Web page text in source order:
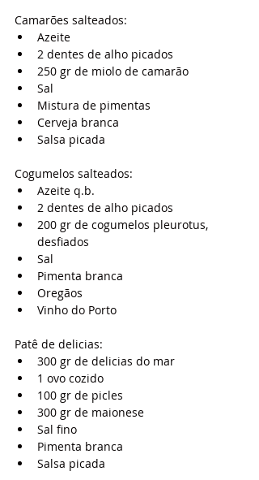
Camarões salteados:
Azeite
2 dentes de alho picados
250 gr de miolo de camarão
Sal
Mistura de pimentas
Cerveja branca
Salsa picada
Cogumelos salteados:
Azeite q.b.
2 dentes de alho picados
200 gr de cogumelos pleurotus,
desfiados
Sal
Pimenta branca
Oregãos
Vinho do Porto
Patê de delicias:
300 gr de delicias do mar
1 ovo cozido
100 gr de picles
300 gr de maionese
Sal fino
Pimenta branca
Salsa picada